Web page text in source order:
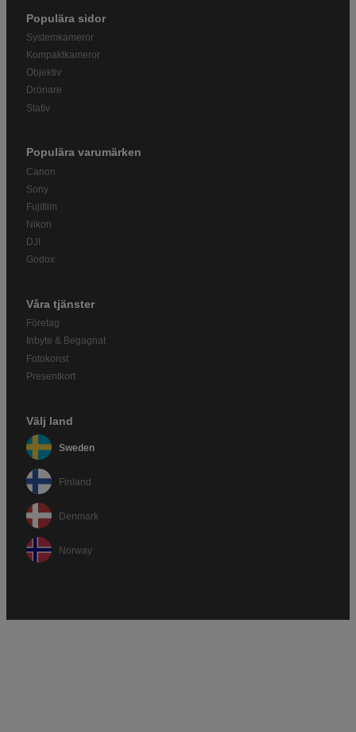
Populära sidor
Systemkameror
Kompaktkameror
Objektiv
Drönare
Stativ
Populära varumärken
Canon
Sony
Fujifilm
Nikon
DJI
Godox
Våra tjänster
Företag
Inbyte & Begagnat
Fotokonst
Presentkort
Välj land
Sweden
Finland
Denmark
Norway